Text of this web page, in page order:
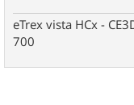
eTrex vista HCx -
700